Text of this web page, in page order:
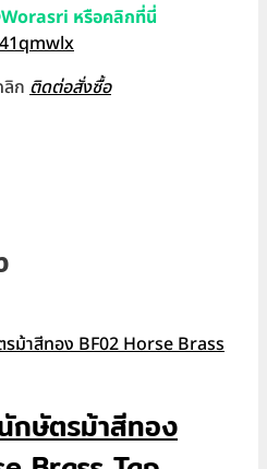
หรือคลิกที่นี่
ลิก ติดต่อสั่งซื้อ
กษัตรม้าสีทอง